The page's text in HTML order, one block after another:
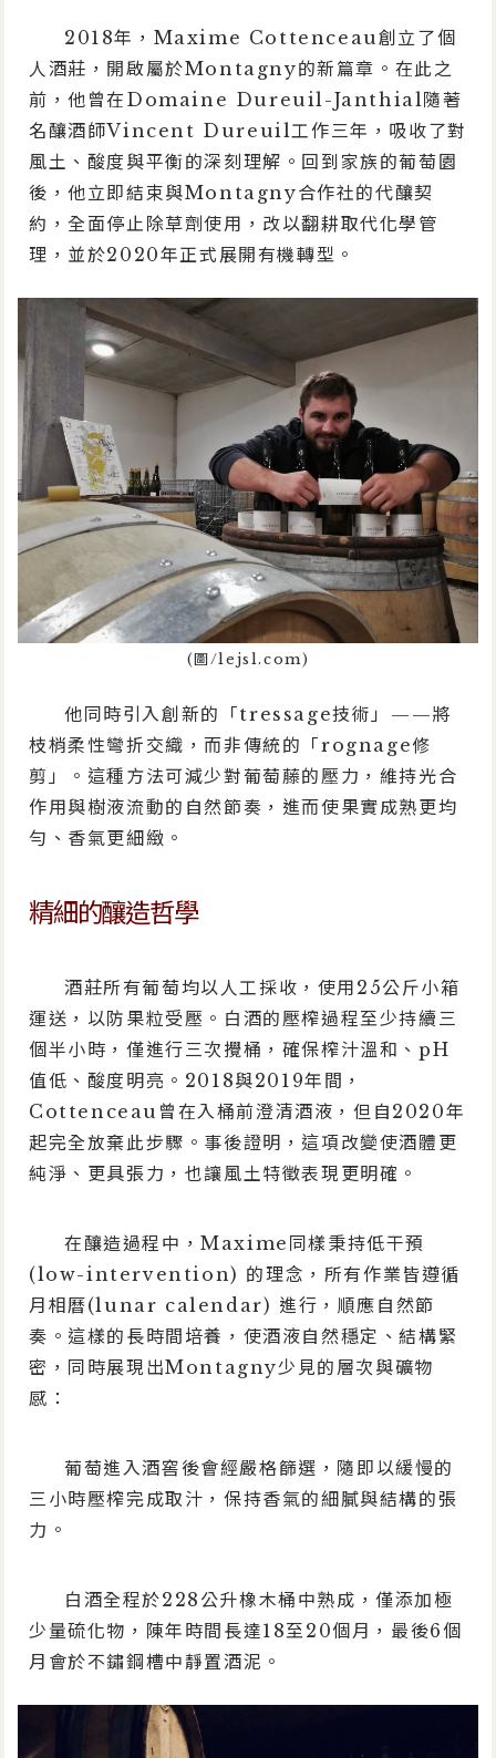
2018年，Maxime Cottenceau創立了個
人酒莊，開啟屬於Montagny的新篇章。在此之
前，他曾在Domaine Dureuil-Janthial隨著
名釀酒師Vincent Dureuil工作三年，吸收了對
風土、酸度與平衡的深刻理解。回到家族的葡萄園
後，他立即結束與Montagny合作社的代釀契
約，全面停止除草劑使用，改以翻耕取代化學管
理，並於2020年正式展開有機轉型。
(圖/lejsl.com)
他同時引入創新的「tressage技術」——將
枝梢柔性彎折交織，而非傳統的「rognage修
剪」。這種方法可減少對葡萄藤的壓力，維持光合
作用與樹液流動的自然節奏，進而使果實成熟更均
勻、香氣更細緻。
精細的釀造哲學
酒莊所有葡萄均以人工採收，使用25公斤小箱
運送，以防果粒受壓。白酒的壓榨過程至少持續三
個半小時，僅進行三次攪桶，確保榨汁溫和、pH
值低、酸度明亮。2018與2019年間，
Cottenceau曾在入桶前澄清酒液，但自2020年
起完全放棄此步驟。事後證明，這項改變使酒體更
純淨、更具張力，也讓風土特徵表現更明確。
在釀造過程中，Maxime同樣秉持低干預
(low-intervention) 的理念，所有作業皆遵循
月相曆(lunar calendar) 進行，順應自然節
奏。這樣的長時間培養，使酒液自然穩定、結構緊
密，同時展現出Montagny少見的層次與礦物
感：
葡萄進入酒窖後會經嚴格篩選，隨即以緩慢的
三小時壓榨完成取汁，保持香氣的細膩與結構的張
力。
白酒全程於228公升橡木桶中熟成，僅添加極
少量硫化物，陳年時間長達18至20個月，最後6個
月會於不鏽鋼槽中靜置酒泥。